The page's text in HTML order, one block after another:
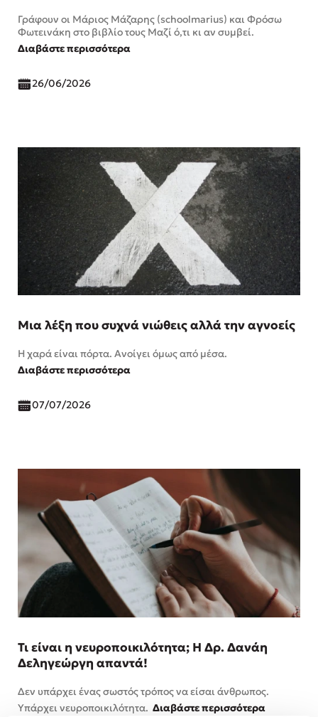
Γράφουν οι Μάριος Μάζαρης (schoolmarius) και Φρόσω
Φωτεινάκη στο βιβλίο τους Μαζί ό,τι κι αν συμβεί.
Διαβάστε περισσότερα
26/06/2026
Μια λέξη που συχνά νιώθεις αλλά την αγνοείς
Η χαρά είναι πόρτα. Ανοίγει όμως από μέσα.
Διαβάστε περισσότερα
07/07/2026
Τι είναι η νευροποικιλότητα; Η Δρ. Δανάη
Δεληγεώργη απαντά!
Δεν υπάρχει ένας σωστός τρόπος να είσαι άνθρωπος.
Υπάρχει νευροποικιλότητα. Διαβάστε περισσότερα